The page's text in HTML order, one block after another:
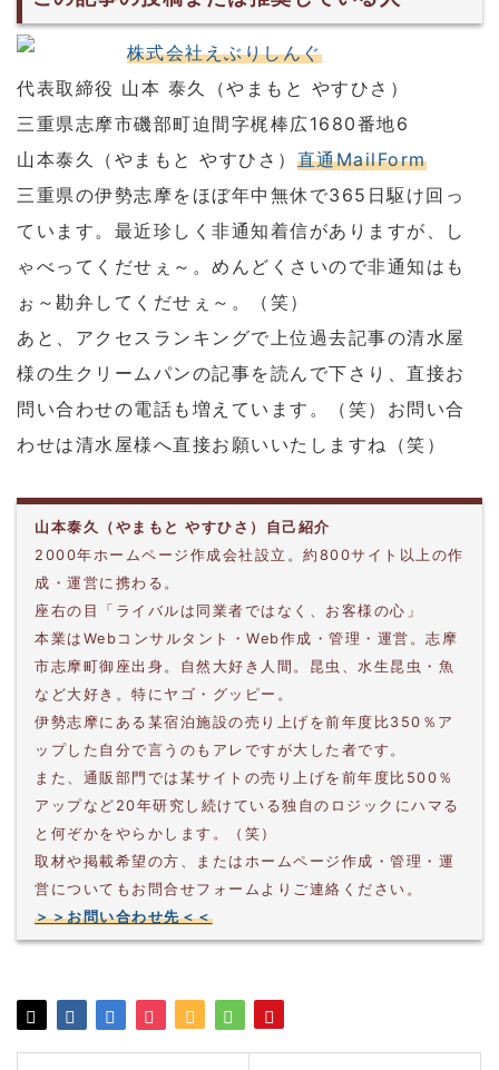
株式会社えぶりしんぐ
代表取締役 山本 泰久（やまもと やすひさ）
三重県志摩市磯部町迫間字梶棒広1680番地6
山本泰久（やまもと やすひさ） 直通MailForm
三重県の伊勢志摩をほぼ年中無休で365日駆け回っ
ています。最近珍しく非通知着信がありますが、し
ゃべってくだせぇ～。めんどくさいので非通知はも
ぉ～勘弁してくだせぇ～。（笑）
あと、アクセスランキングで上位過去記事の清水屋
様の生クリームパンの記事を読んで下さり、直接お
問い合わせの電話も増えています。（笑）お問い合
わせは清水屋様へ直接お願いいたしますね（笑）
山本泰久（やまもと やすひさ）自己紹介
2000年ホームページ作成会社設立。約800サイト以上の作
成・運営に携わる。
座右の目「ライバルは同業者ではなく、お客様の心」
本業はWebコンサルタント・Web作成・管理・運営。志摩
市志摩町御座出身。自然大好き人間。昆虫、水生昆虫・魚
など大好き。特にヤゴ・グッピー。
伊勢志摩にある某宿泊施設の売り上げを前年度比350％ア
ップした自分で言うのもアレですが大した者です。
また、通販部門では某サイトの売り上げを前年度比500％
アップなど20年研究し続けている独自のロジックにハマる
と何ぞかをやらかします。（笑）
取材や掲載希望の方、またはホームページ作成・管理・運
営についてもお問合せフォームよりご連絡ください。
＞＞お問い合わせ先＜＜